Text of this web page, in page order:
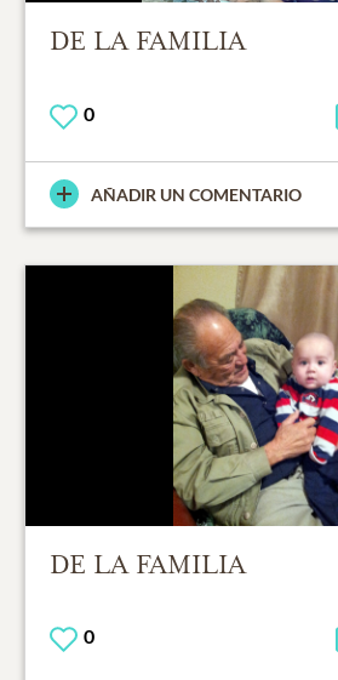
DE LA FAMILIA
0
AÑADIR UN COMENTARIO
DE LA FAMILIA
0